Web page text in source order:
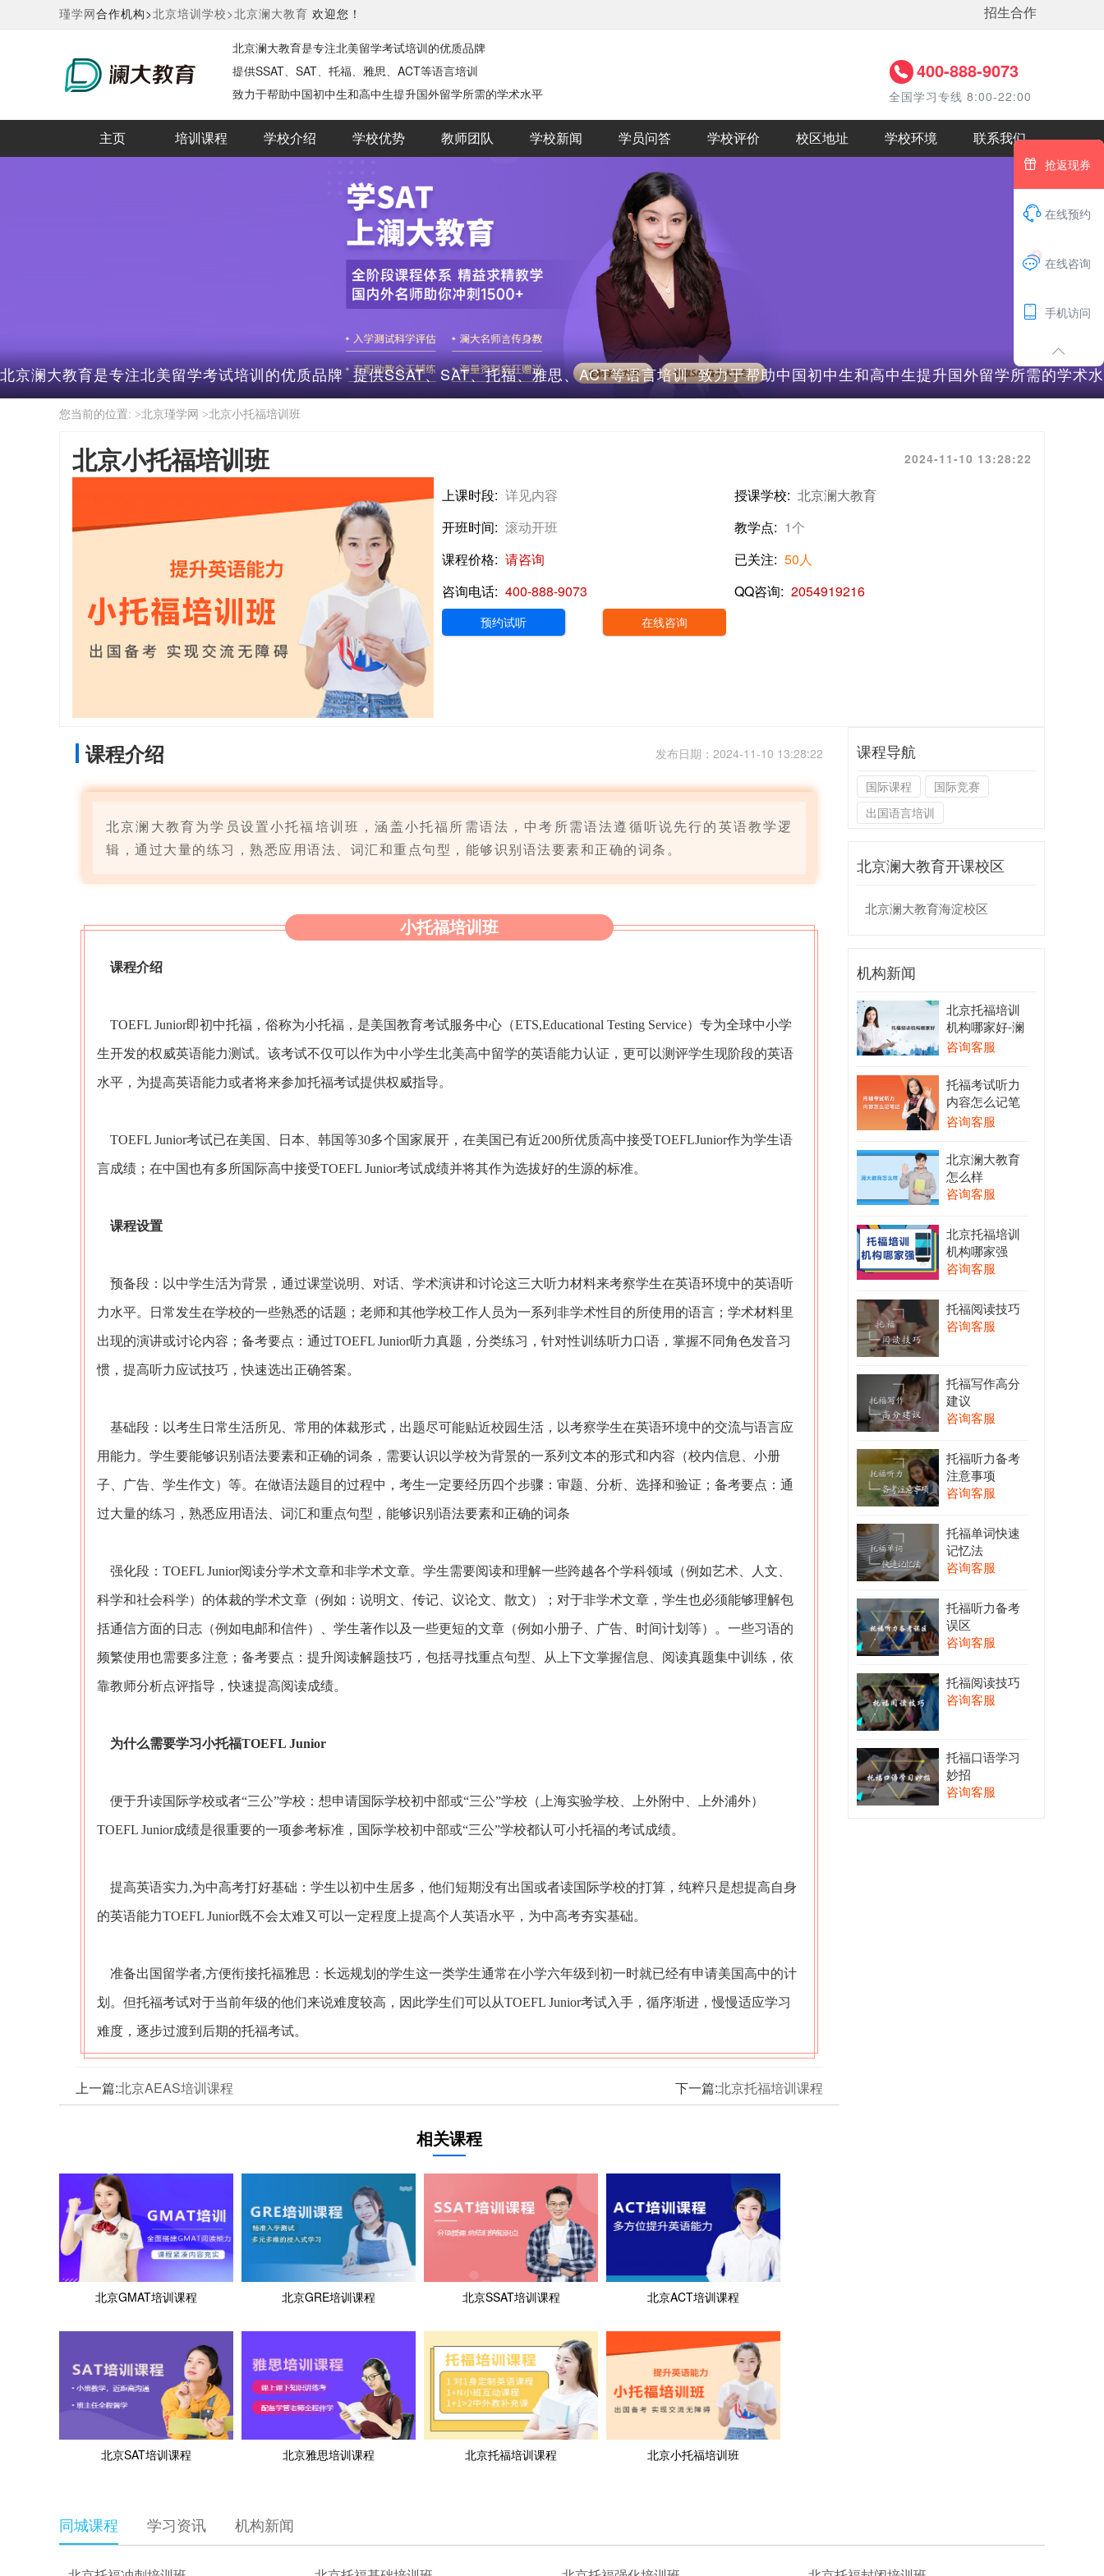
瑾学网合作机构>北京培训学校>北京澜大教育 欢迎您！ 招生合作
北京澜大教育是专注北美留学考试培训的优质品牌
提供‌SSAT、‌SAT、‌托福、‌雅思、‌ACT等语言培训
致力于帮助中国初中生和高中生提升国外留学所需的学术水平
400-888-9073
全国学习专线 8:00-22:00
主页 培训课程 学校介绍 学校优势 教师团队 学校新闻 学员问答 学校评价 校区地址 学校环境 联系我们
北京澜大教育是专注北美留学考试培训的优质品牌 提供‌SSAT、‌SAT、‌托福、‌雅思、‌ACT等语言培训 致力于帮助中国初中生和高中生提升国外留学所需的学术水
您当前的位置: >北京瑾学网 >北京小托福培训班
北京小托福培训班 2024-11-10 13:28:22
上课时段: 详见内容
开班时间: 滚动开班
课程价格: 请咨询
咨询电话: 400-888-9073
预约试听 在线咨询
授课学校: 北京澜大教育
教学点: 1个
已关注: 50人
QQ咨询: 2054919216
课程介绍 发布日期：2024-11-10 13:28:22
北京澜大教育为学员设置小托福培训班，涵盖小托福所需语法，中考所需语法遵循听说先行的英语教学逻
辑，通过大量的练习，熟悉应用语法、词汇和重点句型，能够识别语法要素和正确的词条。
小托福培训班
课程介绍
TOEFL Junior即初中托福，俗称为小托福，是美国教育考试服务中心（ETS,Educational Testing Service）专为全球中小学
生开发的权威英语能力测试。该考试不仅可以作为中小学生北美高中留学的英语能力认证，更可以测评学生现阶段的英语
水平，为提高英语能力或者将来参加托福考试提供权威指导。
TOEFL Junior考试已在美国、日本、韩国等30多个国家展开，在美国已有近200所优质高中接受TOEFLJunior作为学生语
言成绩；在中国也有多所国际高中接受TOEFL Junior考试成绩并将其作为选拔好的生源的标准。
课程设置
预备段：以中学生活为背景，通过课堂说明、对话、学术演讲和讨论这三大听力材料来考察学生在英语环境中的英语听
力水平。日常发生在学校的一些熟悉的话题；老师和其他学校工作人员为一系列非学术性目的所使用的语言；学术材料里
出现的演讲或讨论内容；备考要点：通过TOEFL Junior听力真题，分类练习，针对性训练听力口语，掌握不同角色发音习
惯，提高听力应试技巧，快速选出正确答案。
基础段：以考生日常生活所见、常用的体裁形式，出题尽可能贴近校园生活，以考察学生在英语环境中的交流与语言应
用能力。学生要能够识别语法要素和正确的词条，需要认识以学校为背景的一系列文本的形式和内容（校内信息、小册
子、广告、学生作文）等。在做语法题目的过程中，考生一定要经历四个步骤：审题、分析、选择和验证；备考要点：通
过大量的练习，熟悉应用语法、词汇和重点句型，能够识别语法要素和正确的词条
强化段：TOEFL Junior阅读分学术文章和非学术文章。学生需要阅读和理解一些跨越各个学科领域（例如艺术、人文、
科学和社会科学）的体裁的学术文章（例如：说明文、传记、议论文、散文）；对于非学术文章，学生也必须能够理解包
括通信方面的日志（例如电邮和信件）、学生著作以及一些更短的文章（例如小册子、广告、时间计划等）。一些习语的
频繁使用也需要多注意；备考要点：提升阅读解题技巧，包括寻找重点句型、从上下文掌握信息、阅读真题集中训练，依
靠教师分析点评指导，快速提高阅读成绩。
为什么需要学习小托福TOEFL Junior
便于升读国际学校或者“三公”学校：想申请国际学校初中部或“三公”学校（上海实验学校、上外附中、上外浦外）
TOEFL Junior成绩是很重要的一项参考标准，国际学校初中部或“三公”学校都认可小托福的考试成绩。
提高英语实力,为中高考打好基础：学生以初中生居多，他们短期没有出国或者读国际学校的打算，纯粹只是想提高自身
的英语能力TOEFL Junior既不会太难又可以一定程度上提高个人英语水平，为中高考夯实基础。
准备出国留学者,方便衔接托福雅思：长远规划的学生这一类学生通常在小学六年级到初一时就已经有申请美国高中的计
划。但托福考试对于当前年级的他们来说难度较高，因此学生们可以从TOEFL Junior考试入手，循序渐进，慢慢适应学习
难度，逐步过渡到后期的托福考试。
上一篇:北京AEAS培训课程 下一篇:北京托福培训课程
相关课程
北京GMAT培训课程 北京GRE培训课程 北京SSAT培训课程 北京ACT培训课程
北京SAT培训课程 北京雅思培训课程 北京托福培训课程 北京小托福培训班
课程导航
国际课程
国际竞赛
出国语言培训
北京澜大教育开课校区
北京澜大教育海淀校区
机构新闻
北京托福培训
机构哪家好-澜
大教育
咨询客服
托福考试听力
内容怎么记笔
记
咨询客服
北京澜大教育
怎么样
咨询客服
北京托福培训
机构哪家强
咨询客服
托福阅读技巧
咨询客服
托福写作高分
建议
咨询客服
托福听力备考
注意事项
咨询客服
托福单词快速
记忆法
咨询客服
托福听力备考
误区
咨询客服
托福阅读技巧
咨询客服
托福口语学习
妙招
咨询客服
同城课程 学习资讯 机构新闻
 抢返现券
 在线预约

1 在线咨询
 手机访问